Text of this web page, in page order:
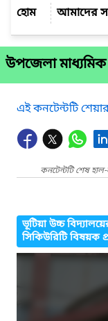
আমাদের
উপজেলা
এই কনটেন্টটি
কনটেন্টটি শেষ
ভূটিয়া উচ্চ
সিকিউরিটি বিষয়ক